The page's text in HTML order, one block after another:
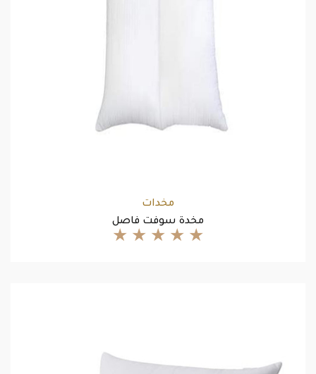
مخدات
مخدة سوفت فاصل
★ ★ ★ ★ ★